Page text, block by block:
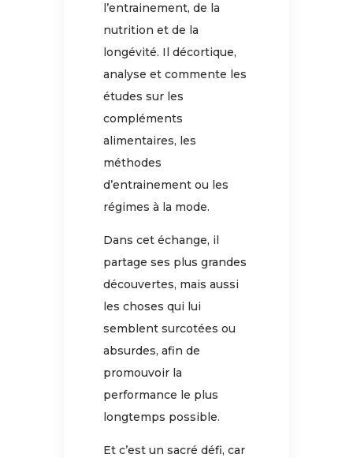
l’entrainement, de la
nutrition et de la
longévité. Il décortique,
analyse et commente les
études sur les
compléments
alimentaires, les
méthodes
d’entrainement ou les
régimes à la mode.
Dans cet échange, il
partage ses plus grandes
découvertes, mais aussi
les choses qui lui
semblent surcotées ou
absurdes, afin de
promouvoir la
performance le plus
longtemps possible.
Et c’est un sacré défi, car